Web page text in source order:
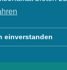
einverstanden